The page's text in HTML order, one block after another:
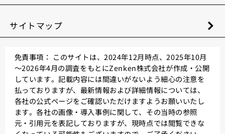
サイトマップ
免責事項： このサイトは、2024年12月時点、2025年10月
～2026年4月の調査をもとにZenken株式会社が作成・公開
しています。記載内容には間違いがないよう細心の注意を
払っておりますが、最新情報および詳細情報については、
各社の公式ページをご確認いただけますようお願いいたし
ます。各社の画像・導入事例に関して、その当時の参照
元・引用元を表記しておりますが、現時点では閲覧できな